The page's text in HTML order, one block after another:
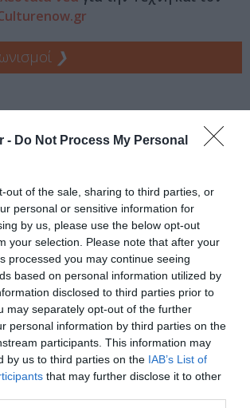
- Do Not Process My Personal
out of the sale, sharing to third parties, or
personal or sensitive information for
by us, please use the below opt-out
your selection. Please note that after your
processed you may continue seeing
based on personal information utilized by
disclosed to third parties prior to
may separately opt-out of the further
personal information by third parties on the
participants. This information may
by us to third parties on the IAB’s List of
that may further disclose it to other
❯
στο e-mail σας τα τελευταία νέα για
τον Πολιτισμό!
Ακολουθήστε το Culturenow.gr